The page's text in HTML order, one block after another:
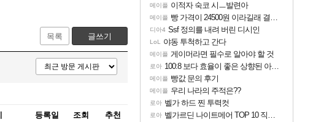
목록 글쓰기
등록일 조회 추천
메이플 이적자 숙코 시ㅡ발련아
메이플 빵 가격이 24500원 이라길래 결제 취소하고 나왔다
디아4 Ssf 정의를 내려 버린 디시인
LoL 야동 투척하고 간다
메이플 게이머라면 필수로 알아야 할 것
로아 100:8 보다 효율이 좋은 상향된 아제나 ㄷㄷ
메이플 빵값 문의 후기
메이플 우리 나라의 주적은??
로아 벨가 하드 찐 투력컷
로아 벨가르딘 나이트메어 TOP 10 직업별 분포